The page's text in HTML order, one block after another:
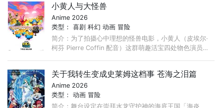
小黄人与大怪兽
Anime 2026
类型：喜剧 科幻 动画 冒险
简介：为了拍摄心中理想的怪兽电影，小黄人（皮埃尔·
柯芬 Pierre Coffin 配音）这群萌趣活宝四处物色演员，
关于我转生变成史莱姆这档事 苍海之泪篇
Anime 2026
类型：动画 冒险
简介：舞台设定在崇拜水龙守护神的海底王国「海炎